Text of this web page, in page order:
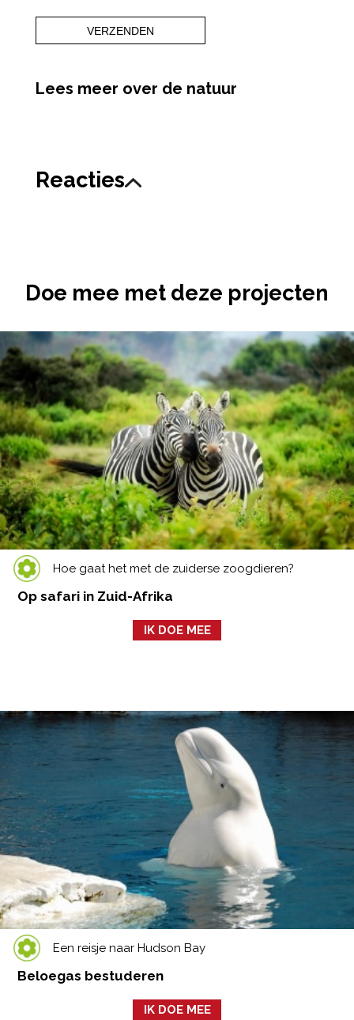
Lees meer over de natuur
Reacties
Doe mee met deze projecten
Hoe gaat het met de zuiderse zoogdieren?
Op safari in Zuid-Afrika
IK DOE MEE
Een reisje naar Hudson Bay
Beloegas bestuderen
IK DOE MEE